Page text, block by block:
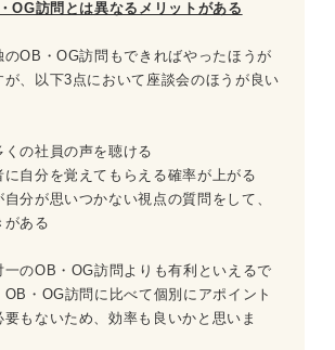
OG訪問とは異なるメリットがある
のOB・OG訪問もできればやったほうが
が、以下3点において座談会のほうが良い
の社員の声を聴ける
自分を覚えてもらえる確率が上がる
分が思いつかない視点の質問をして、
がある
一のOB・OG訪問よりも有利といえるで
OB・OG訪問に比べて個別にアポイント
要もないため、効率も良いかと思いま